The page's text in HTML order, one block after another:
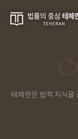
테헤란은 법적 지식을